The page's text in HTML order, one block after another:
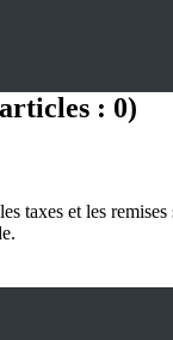
: 0)
taxes et les